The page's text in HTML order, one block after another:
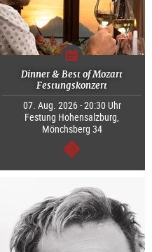
Dinner & Best of Mozart
Festungskonzert
07. Aug. 2026 - 20:30 Uhr
Festung Hohensalzburg,
Mönchsberg 34
weiter